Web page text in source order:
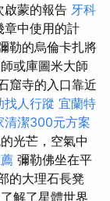
啟蒙的報告 牙科
章中使用的計
勒的烏倫卡扎將
或庫圖米大師
窟寺的入口靠近
找人行蹤 宜蘭特
清潔300元方案
光芒，空氣中
彌勒佛坐在平
的大理石長凳
解了星體世界